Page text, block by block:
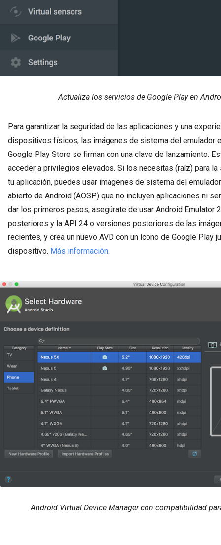
Actualiza los servicios de Google Play en
Para garantizar la seguridad de las aplicaciones y una
dispositivos físicos, las imágenes de sistema del emulador
Google Play Store se firman con una clave de lanzamiento.
acceder a privilegios elevados. Si los necesitas (raíz) para
tu aplicación, puedes usar imágenes de sistema del
abierto de Android (AOSP) que no incluyen aplicaciones ni
dar los primeros pasos, asegúrate de usar Android Emulator
posteriores y la API 24 o versiones posteriores de las
recientes, y crea un nuevo AVD con un ícono de Google Play
dispositivo. Más información.
Android Virtual Device Manager con compatibilidad